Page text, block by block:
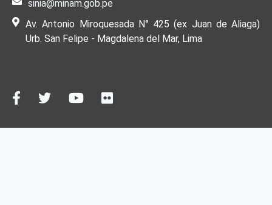
sinia@minam.gob.pe
Av. Antonio Miroquesada N° 425 (ex Juan de Aliaga)
Urb. San Felipe - Magdalena del Mar, Lima